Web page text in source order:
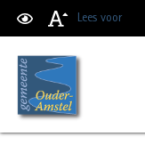
Lees voor